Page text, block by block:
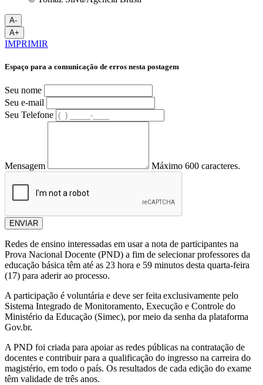
A-
A+
IMPRIMIR
Espaço para a comunicação de erros nesta postagem
Seu nome
Seu e-mail
Seu Telefone
Mensagem Máximo 600 caracteres.
ENVIAR
Redes de ensino interessadas em usar a nota de participantes na
Prova Nacional Docente (PND) a fim de selecionar professores da
educação básica têm até as 23 hora e 59 minutos desta quarta-feira
(17) para aderir ao processo.
A participação é voluntária e deve ser feita exclusivamente pelo
Sistema Integrado de Monitoramento, Execução e Controle do
Ministério da Educação (Simec), por meio da senha da plataforma
Gov.br.
A PND foi criada para apoiar as redes públicas na contratação de
docentes e contribuir para a qualificação do ingresso na carreira do
magistério, em todo o país. Os resultados de cada edição do exame
têm validade de três anos.